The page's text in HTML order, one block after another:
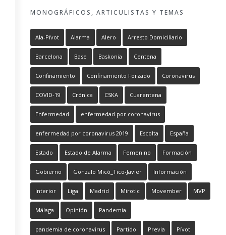
MONOGRÁFICOS, ARTICULISTAS Y TEMAS
Ala-Pívot Alarma Alero Arresto Domiciliario
Barcelona Base Baskonia Centena
Confinamiento Confinamiento Forzado Coronavirus
COVID-19 Crónica CSKA Cuarentena
Enfermedad enfermedad por coronavirus
enfermedad por coronavirus 2019 Escolta España
Estado Estado de Alarma Femenino Formación
Gobierno Gonzalo Micó_Tico-Javier Información
Interior Liga Madrid Mirotic Movember MVP
Málaga Opinión Pandemia
pandemia de coronavirus Partido Previa Pívot